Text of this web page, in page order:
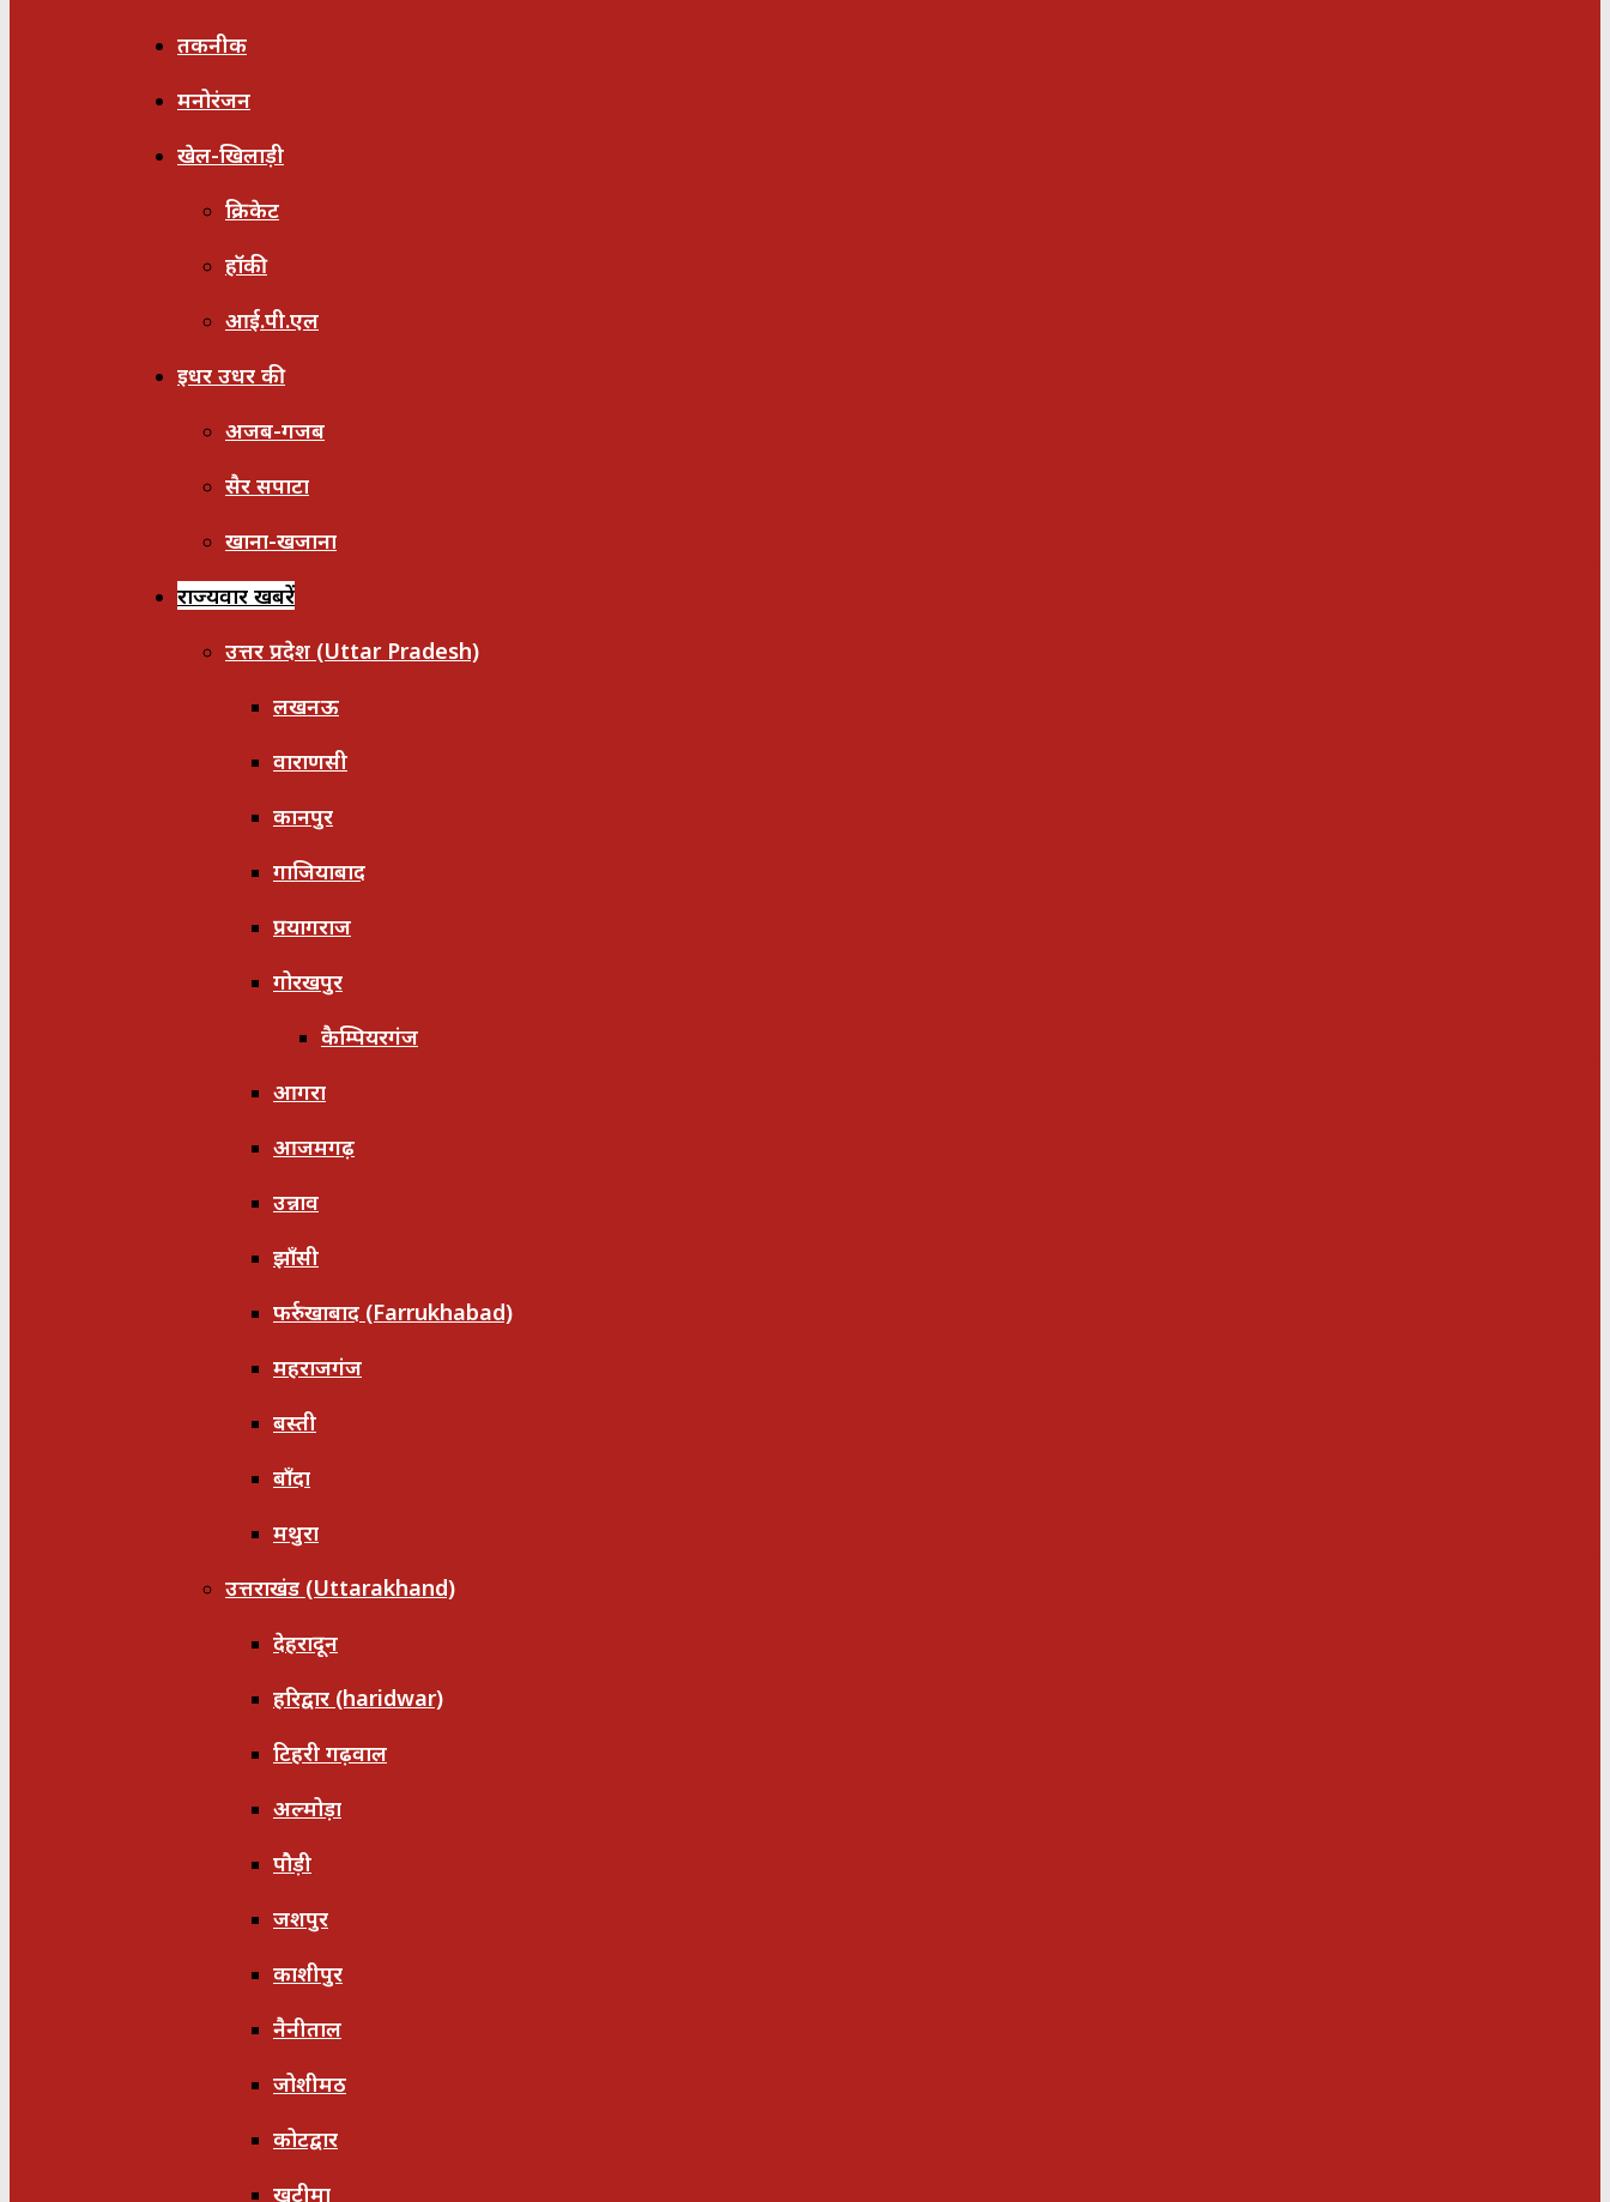
तकनीक
मनोरंजन
खेल-खिलाड़ी
क्रिकेट
हॉकी
आई.पी.एल
इधर उधर की
अजब-गजब
सैर सपाटा
खाना-खजाना
राज्यवार खबरें
उत्तर प्रदेश (Uttar Pradesh)
लखनऊ
वाराणसी
कानपुर
गाजियाबाद
प्रयागराज
गोरखपुर
कैम्पियरगंज
आगरा
आजमगढ़
उन्नाव
झाँसी
फर्रुखाबाद (Farrukhabad)
महराजगंज
बस्ती
बाँदा
मथुरा
उत्तराखंड (Uttarakhand)
देहरादून
हरिद्वार (haridwar)
टिहरी गढ़वाल
अल्मोड़ा
पौड़ी
जशपुर
काशीपुर
नैनीताल
जोशीमठ
कोटद्वार
खटीमा